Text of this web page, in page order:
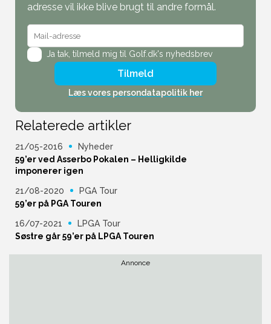
adresse vil ikke blive brugt til andre formål.
Ja tak, tilmeld mig til Golf.dk's nyhedsbrev
Tilmeld
Læs vores persondatapolitik her
Relaterede artikler
21/05-2016
Nyheder
59’er ved Asserbo Pokalen – Helligkilde
imponerer igen
21/08-2020
PGA Tour
59’er på PGA Touren
16/07-2021
LPGA Tour
Søstre går 59’er på LPGA Touren
Annonce